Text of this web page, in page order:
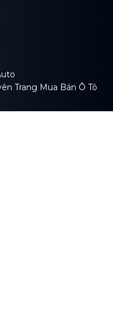
Trang Mua Bán Ô Tô